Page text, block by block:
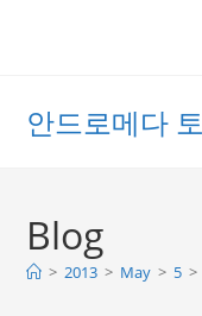
안드로메다
Blog
> 2013 > May > 5 >